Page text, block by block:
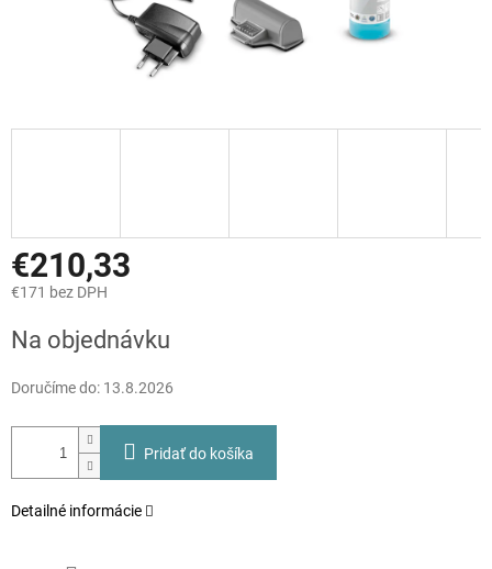
€210,33
€171 bez DPH
cena:
Na objednávku
Doručíme do: 13.8.2026
Pridať do košíka
Detailné informácie